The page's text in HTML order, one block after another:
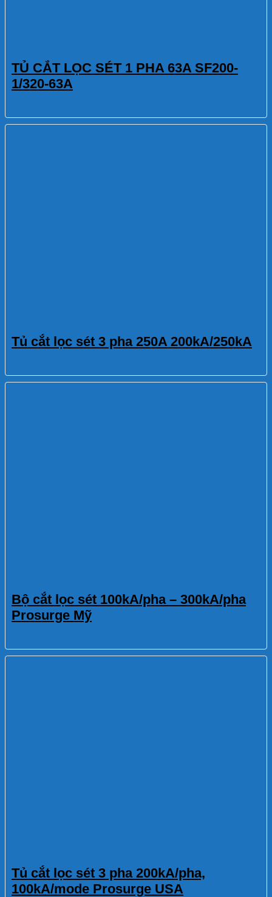
TỦ CẮT LỌC SÉT 1 PHA 63A SF200-
1/320-63A
Tủ cắt lọc sét 3 pha 250A 200kA/250kA
Bộ cắt lọc sét 100kA/pha – 300kA/pha
Prosurge Mỹ
Tủ cắt lọc sét 3 pha 200kA/pha,
100kA/mode Prosurge USA